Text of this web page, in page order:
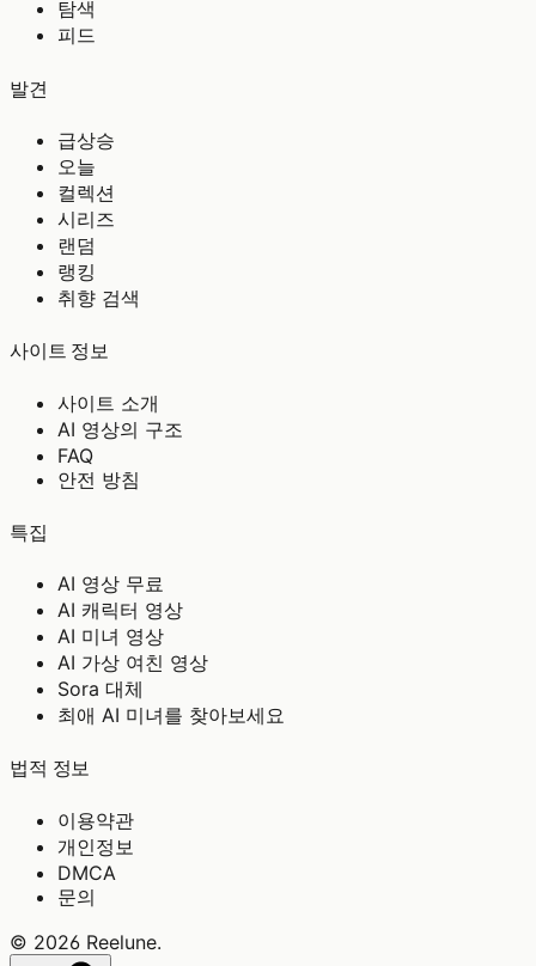
탐색
피드
발견
급상승
오늘
컬렉션
시리즈
랜덤
랭킹
취향 검색
사이트 정보
사이트 소개
AI 영상의 구조
FAQ
안전 방침
특집
AI 영상 무료
AI 캐릭터 영상
AI 미녀 영상
AI 가상 여친 영상
Sora 대체
최애 AI 미녀를 찾아보세요
법적 정보
이용약관
개인정보
DMCA
문의
© 2026 Reelune.